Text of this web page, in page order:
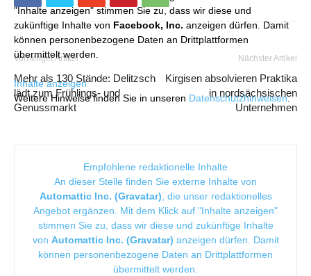
"Inhalte anzeigen" stimmen Sie zu, dass wir diese und
zukünftige Inhalte von Facebook, Inc. anzeigen dürfen. Damit
können personenbezogene Daten an Drittplattformen
übermittelt werden.
Inhalte anzeigen
Weitere Hinweise finden Sie in unseren Datenschutzhinweisen.
Vorheriger Artikel
Mehr als 130 Stände: Delitzsch
lädt zum Frühlings- und
Genussmarkt
Nächster Artikel
Kirgisen absolvieren Praktika
in nordsächsischen
Unternehmen
Empfohlene redaktionelle Inhalte
An dieser Stelle finden Sie externe Inhalte von
Automattic Inc. (Gravatar) , die unser redaktionelles
Angebot ergänzen. Mit dem Klick auf "Inhalte anzeigen"
stimmen Sie zu, dass wir diese und zukünftige Inhalte
von Automattic Inc. (Gravatar) anzeigen dürfen. Damit
können personenbezogene Daten an Drittplattformen
übermittelt werden.